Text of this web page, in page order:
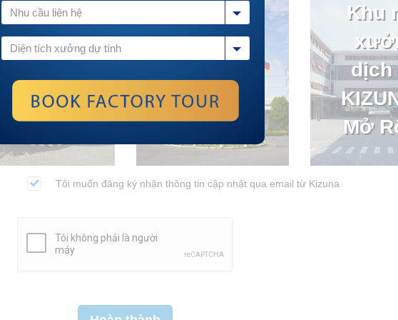
Khu nhà
xưởng
dịch vụ
KIZUNA 2
Khu nhà
xưởng
dịch vụ
KIZUNA 3
Khu
dịch
Mở
Tôi muốn đăng ký nhận thông tin cập nhật qua email từ Kizuna
Nhu cầu liên hệ
Diện tích xưởng dự tính